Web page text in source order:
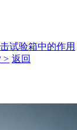
试验箱中的作用
> 返回